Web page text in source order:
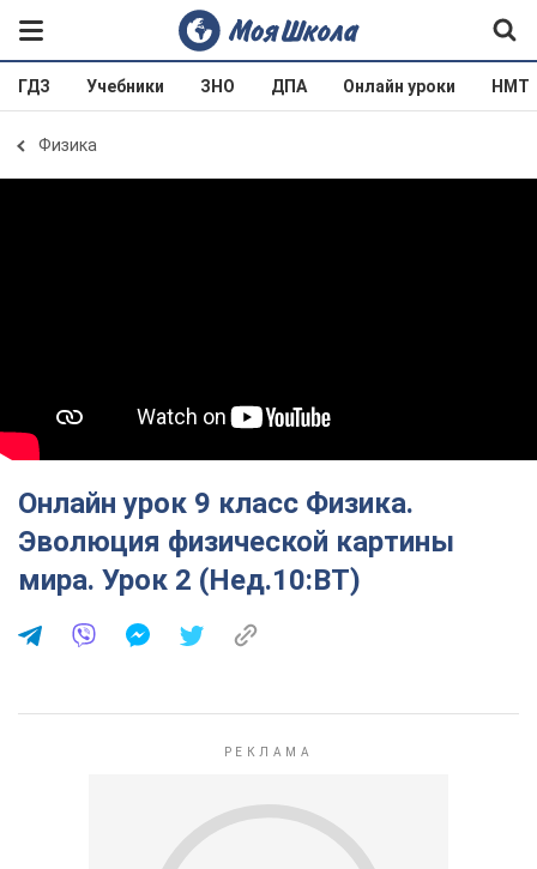
ГДЗ Учебники ЗНО ДПА Онлайн уроки НМТ
Физика
Онлайн урок 9 класс Физика.
Эволюция физической картины
мира. Урок 2 (Нед.10:ВТ)